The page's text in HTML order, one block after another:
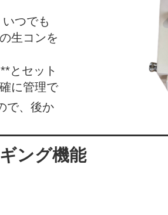
つでも
生コンを
とセット
に管理で
で、後か
ング機能